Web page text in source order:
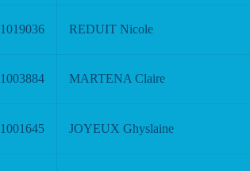
1019036 REDUIT Nicole
1003884 MARTENA Claire
1001645 JOYEUX Ghyslaine